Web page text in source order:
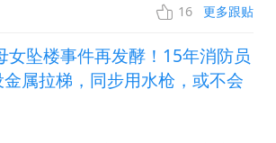
16 更多跟贴
女坠楼事件再发酵！15年消防员
属拉梯，同步用水枪，或不会